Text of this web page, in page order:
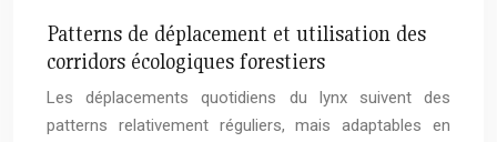
Patterns de déplacement et utilisation des
corridors écologiques forestiers
Les déplacements quotidiens du lynx suivent des
patterns relativement réguliers, mais adaptables en